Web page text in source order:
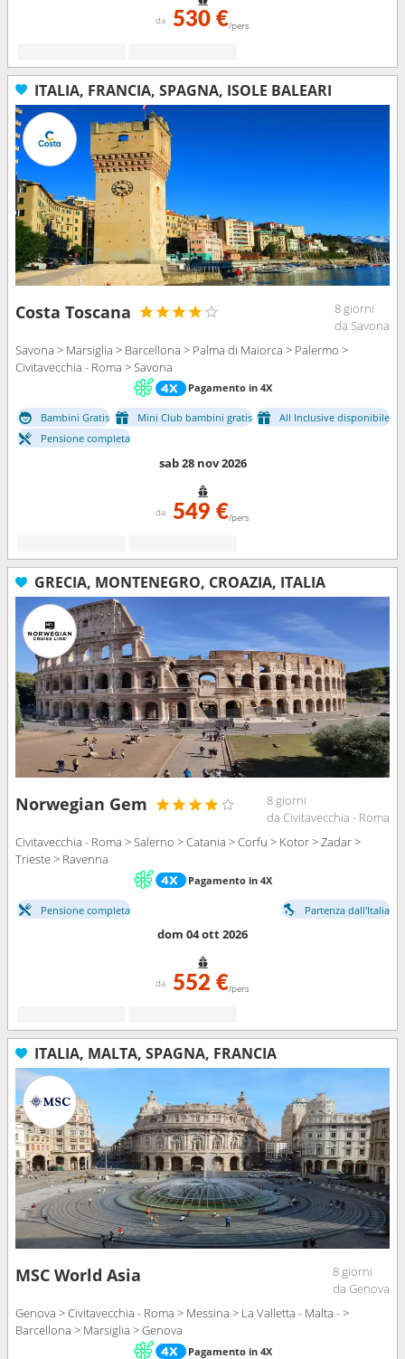
da 530 €/pers
ITALIA, FRANCIA, SPAGNA, ISOLE BALEARI
Costa Toscana
8 giorni
da Savona
Savona > Marsiglia > Barcellona > Palma di Maiorca > Palermo >
Civitavecchia - Roma > Savona
Pagamento in 4X
Bambini Gratis Mini Club bambini gratis
All Inclusive disponibile
Pensione completa
sab 28 nov 2026
da 549 €/pers
GRECIA, MONTENEGRO, CROAZIA, ITALIA
Norwegian Gem
8 giorni
da Civitavecchia - Roma
Civitavecchia - Roma > Salerno > Catania > Corfu > Kotor > Zadar >
Trieste > Ravenna
Pagamento in 4X
Pensione completa Partenza dall'Italia
dom 04 ott 2026
da 552 €/pers
ITALIA, MALTA, SPAGNA, FRANCIA
MSC World Asia
8 giorni
da Genova
Genova > Civitavecchia - Roma > Messina > La Valletta - Malta - >
Barcellona > Marsiglia > Genova
Pagamento in 4X